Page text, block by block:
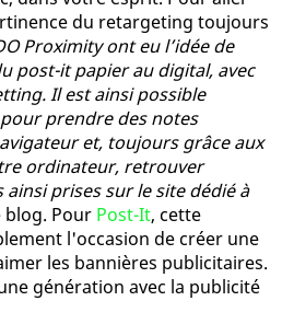
du retargeting toujours
Proximity ont eu l’idée de
post-it papier au digital, avec
Il est ainsi possible
prendre des notes
et, toujours grâce aux
ordinateur, retrouver
ainsi prises sur le site dédié à
blog. Pour Post-It, cette
l'occasion de créer une
les bannières publicitaires.
génération avec la publicité